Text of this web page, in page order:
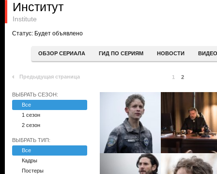
Институт
Institute
Статус: Будет объявлено
ОБЗОР СЕРИАЛА ГИД ПО СЕРИЯМ НОВОСТИ ВИДЕО
Предыдущая страница 1 2
ВЫБРАТЬ СЕЗОН:
Все
1 сезон
2 сезон
ВЫБРАТЬ ТИП:
Все
Кадры
Постеры